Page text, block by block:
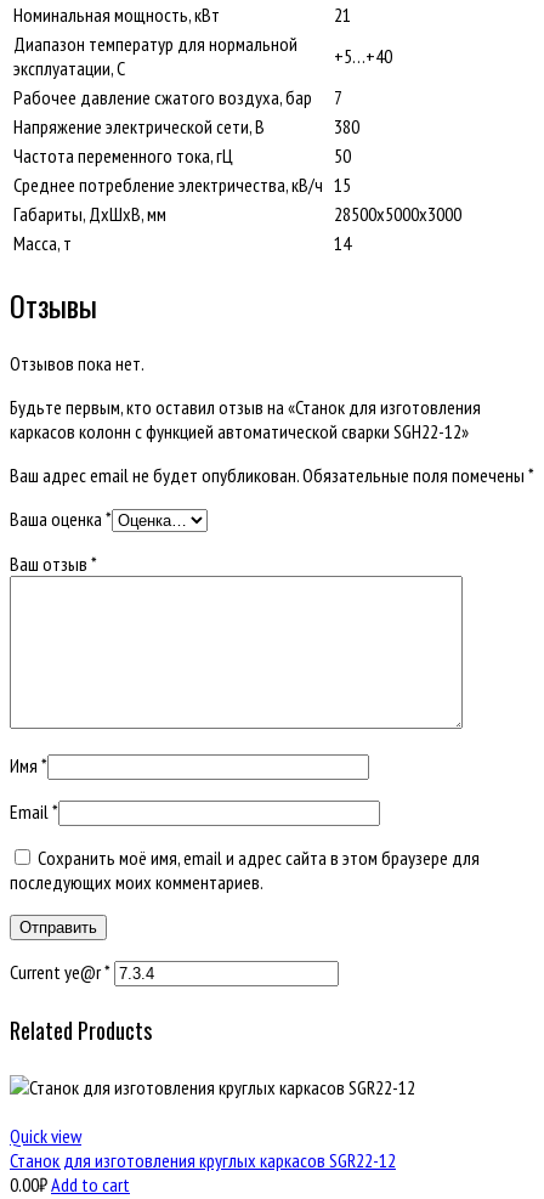
Номинальная мощность, кВт
21
Диапазон температур для нормальной
эксплуатации, C
+5…+40
Рабочее давление сжатого воздуха, бар
7
Напряжение электрической сети, В
380
Частота переменного тока, гЦ
50
Среднее потребление электричества, кВ/ч 15
Габариты, ДxШxВ, мм
28500x5000x3000
Масса, т
14
Отзывы
Отзывов пока нет.
Будьте первым, кто оставил отзыв на «Станок для изготовления
каркасов колонн с функцией автоматической сварки SGH22-12»
Ваш адрес email не будет опубликован.Обязательные поля помечены *
Ваша оценка *
Ваш отзыв *
Имя *
Email *
Сохранить моё имя, email и адрес сайта в этом браузере для
последующих моих комментариев.
Current ye@r*
Related Products
Quick view
Станок для изготовления круглых каркасов SGR22-12
0.00₽Add to cart